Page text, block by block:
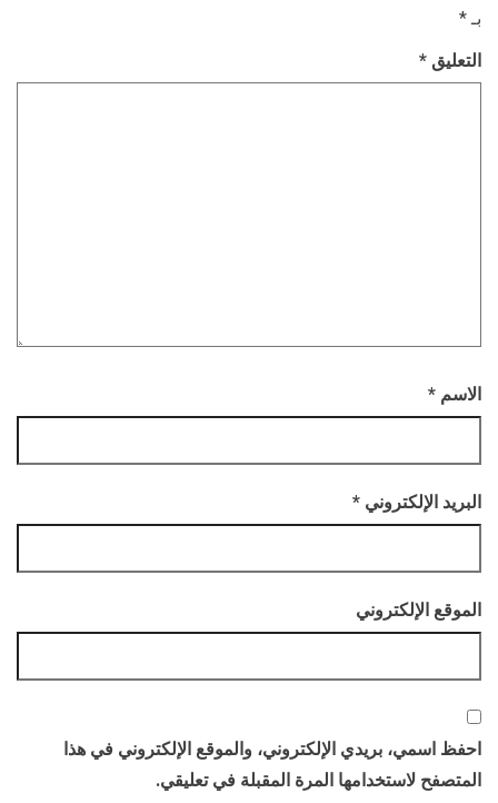
بـ*
التعليق *
الاسم *
البريد الإلكتروني *
الموقع الإلكتروني
احفظ اسمي، بريدي الإلكتروني، والموقع الإلكتروني في هذا
المتصفح لاستخدامها المرة المقبلة في تعليقي.